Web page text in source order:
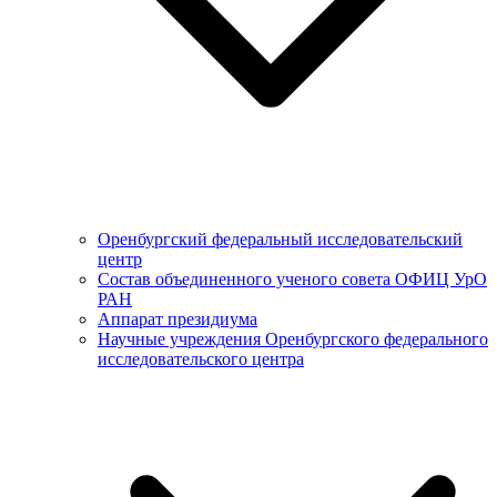
Оренбургский федеральный исследовательский
центр
Состав объединенного ученого совета ОФИЦ УрО
РАН
Аппарат президиума
Научные учреждения Оренбургского федерального
исследовательского центра